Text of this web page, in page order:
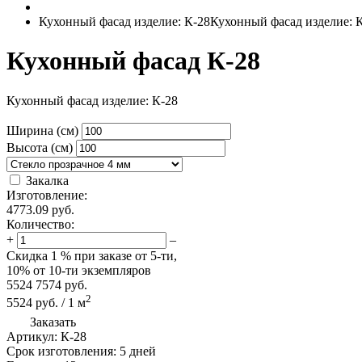
Кухонный фасад изделие: К-28Кухонный фасад изделие:
Кухонный фасад К-28
Кухонный фасад изделие: К-28
Ширина (см)
Высота (см)
Закалка
Изготовление:
4773.09 руб.
Количество:
+
–
Скидка 1 % при заказе от 5-ти,
10% от 10-ти экземпляров
5524 7574 руб.
5524 руб. / 1 м2
Заказать
Артикул: К-28
Срок изготовления: 5 дней